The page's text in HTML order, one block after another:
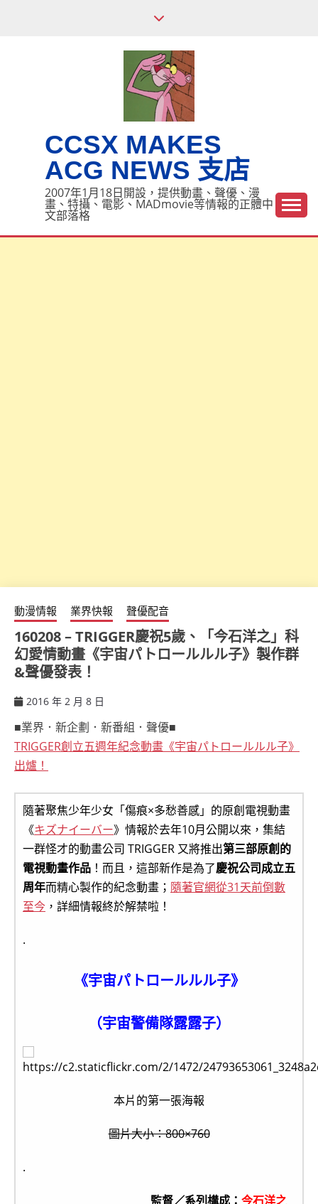
CCSX MAKES
ACG NEWS 支店
2007年1月18日開設，提供動畫、聲優、漫
畫、特攝、電影、MADmovie等情報的正體中
文部落格
動漫情報 業界快報 聲優配音
160208 – TRIGGER慶祝5歲、「今石洋之」科
幻愛情動畫《宇宙パトロールルル子》製作群
&聲優發表！
2016 年 2 月 8 日
■業界．新企劃．新番組．聲優■
TRIGGER創立五週年紀念動畫《宇宙パトロールルル子》
出爐！
隨著聚焦少年少女「傷痕×多愁善感」的原創電視動畫
《キズナイーバー》情報於去年10月公開以來，集結
一群怪才的動畫公司 TRIGGER 又將推出第三部原創的
電視動畫作品 ！而且，這部新作是為了慶祝公司成立五
周年而精心製作的紀念動畫； 隨著官網從31天前倒數
至今 ，詳細情報終於解禁啦！
.
《宇宙パトロールルル子》
（宇宙警備隊露露子）
本片的第一張海報
圖片大小：800×760
.
監督／系列構成： 今石洋之